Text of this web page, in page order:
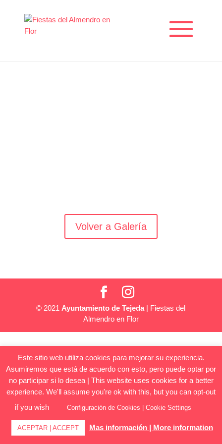
Volver a Galería
© 2021 Ayuntamiento de Tejeda| Fiestas del
Almendro en Flor
Este sitio web utiliza cookies para mejorar su experiencia.
Asumiremos que está de acuerdo con esto, pero puede optar por
no participar si lo desea | This website uses cookies for a better
experience. We'll assume you're ok with this, but you can opt-out
if you wish
Configuración de Cookies | Cookie Settings
ACEPTAR | ACCEPT Mas información | More information